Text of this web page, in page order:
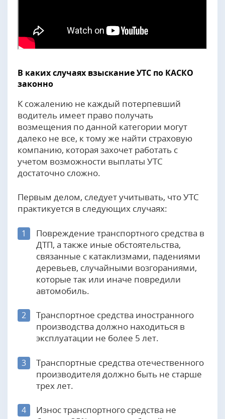
В каких случаях взыскание УТС по КАСКО
законно
К сожалению не каждый потерпевший
водитель имеет право получать
возмещения по данной категории могут
далеко не все, к тому же найти страховую
компанию, которая захочет работать с
учетом возможности выплаты УТС
достаточно сложно.
Первым делом, следует учитывать, что УТС
практикуется в следующих случаях:
1
Повреждение транспортного средства в
ДТП, а также иные обстоятельства,
связанные с катаклизмами, падениями
деревьев, случайными возгораниями,
которые так или иначе повредили
автомобиль.
2
Транспортное средства иностранного
производства должно находиться в
эксплуатации не более 5 лет.
3
Транспортные средства отечественного
производителя должно быть не старше
трех лет.
4
Износ транспортного средства не